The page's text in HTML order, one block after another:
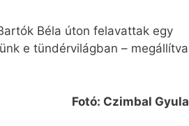
Béla úton felavattak egy
e tündérvilágban – megállítva
Fotó: Czimbal Gyula